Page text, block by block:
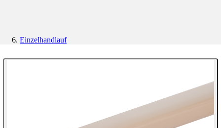
Einzelhandlauf